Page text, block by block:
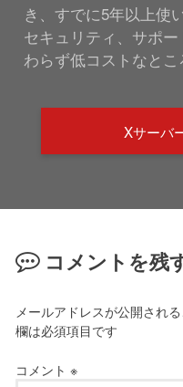
き、すでに5年以上使
セキュリティ、サポ
わらず低コストなとこ
Xサーバ
コメントを残
メールアドレスが公開される
欄は必須項目です
コメント ※